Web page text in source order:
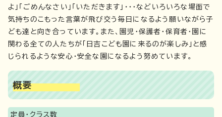
よ」「ごめんなさい」「いただきます」・・・などいろいろな場面で
気持ちのこもった言葉が飛び交う毎日になるよう願いながら子
ども達と向き合っています。また、園児・保護者・保育者・園に
関わる全ての人たちが「日吉こども園に来るのが楽しみ」と感
じられるような安心・安全な園になるよう努めています。
概要
定員・クラス数